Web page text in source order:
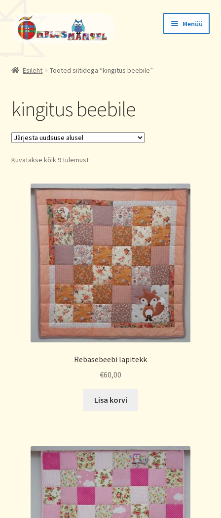
Liigu
navigeerimisele
Liigu
sisu
juurde
Menüü
Aadressid
Esileht Tooted siltidega “kingitus beebile”
kingitus beebile
Kuvatakse kõik 9 tulemustSorted
Rebasebeebi lapitekk
€60,00
Lisa korvi